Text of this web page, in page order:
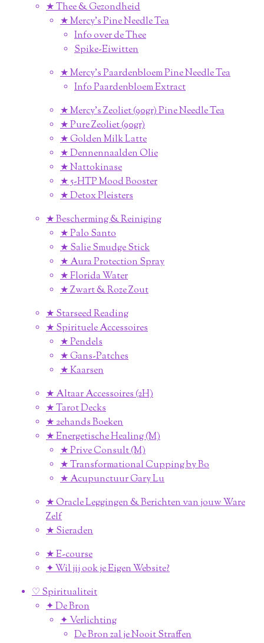
★ Thee & Gezondheid
★ Mercy's Pine Needle Tea
Info over de Thee
Spike-Eiwitten
★ Mercy's Paardenbloem Pine Needle Tea
Info Paardenbloem Extract
★ Mercy's Zeoliet (90gr) Pine Needle Tea
★ Pure Zeoliet (90gr)
★ Golden Milk Latte
★ Dennennaalden Olie
★ Nattokinase
★ 5-HTP Mood Booster
★ Detox Pleisters
★ Bescherming & Reiniging
★ Palo Santo
★ Salie Smudge Stick
★ Aura Protection Spray
★ Florida Water
★ Zwart & Roze Zout
★ Starseed Reading
★ Spirituele Accessoires
★ Pendels
★ Gans-Patches
★ Kaarsen
★ Altaar Accessoires (2H)
★ Tarot Decks
★ 2ehands Boeken
★ Energetische Healing (M)
★ Prive Consult (M)
★ Transformational Cupping by Bo
★ Acupunctuur Gary Lu
★ Oracle Leggingen & Berichten van jouw Ware
Zelf
★ Sieraden
★ E-course
✦ Wil jij ook je Eigen Website?
♡ Spiritualiteit
✦ De Bron
✦ Verlichting
De Bron zal je Nooit Straffen